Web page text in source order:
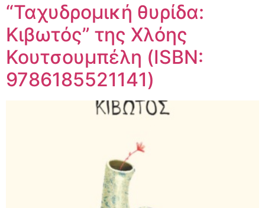
“Ταχυδρομική θυρίδα:
Κιβωτός” της Χλόης
Κουτσουμπέλη (ISBN:
9786185521141)